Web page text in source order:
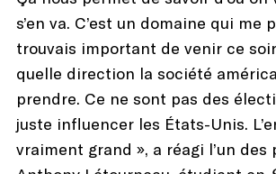
s’en va. C’est un domaine qui me
trouvais important de venir ce
quelle direction la société
prendre. Ce ne sont pas des
juste influencer les États-Unis.
vraiment grand », a réagi l’un